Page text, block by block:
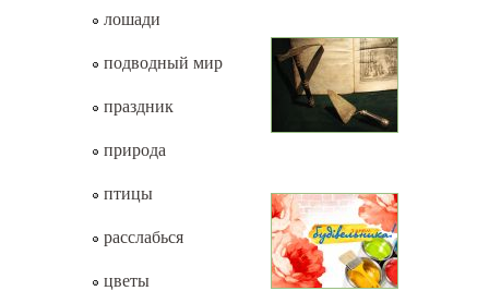
лошади
подводный мир
праздник
природа
птицы
расслабься
цветы